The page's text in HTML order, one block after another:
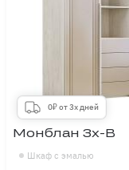
0₽ от 3х дней
Шкаф с эмалью
Монблан 3х-В